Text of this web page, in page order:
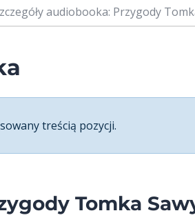
audiobooka: Przygody
treścią pozycji.
Tomka